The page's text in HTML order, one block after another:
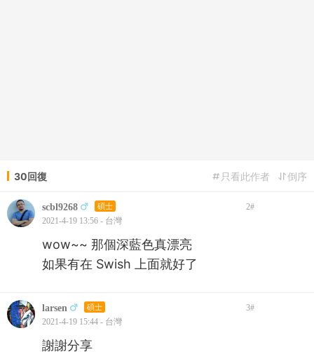
30回復 倒序
只看此作者
scbl9268 碩士 2#
2021-4-19 13:56 - 台灣
wow~~ 那個深藍色真漂亮
如果有在 Swish 上面就好了
larsen 碩士 3#
2021-4-19 15:44 - 台灣
謝謝分享